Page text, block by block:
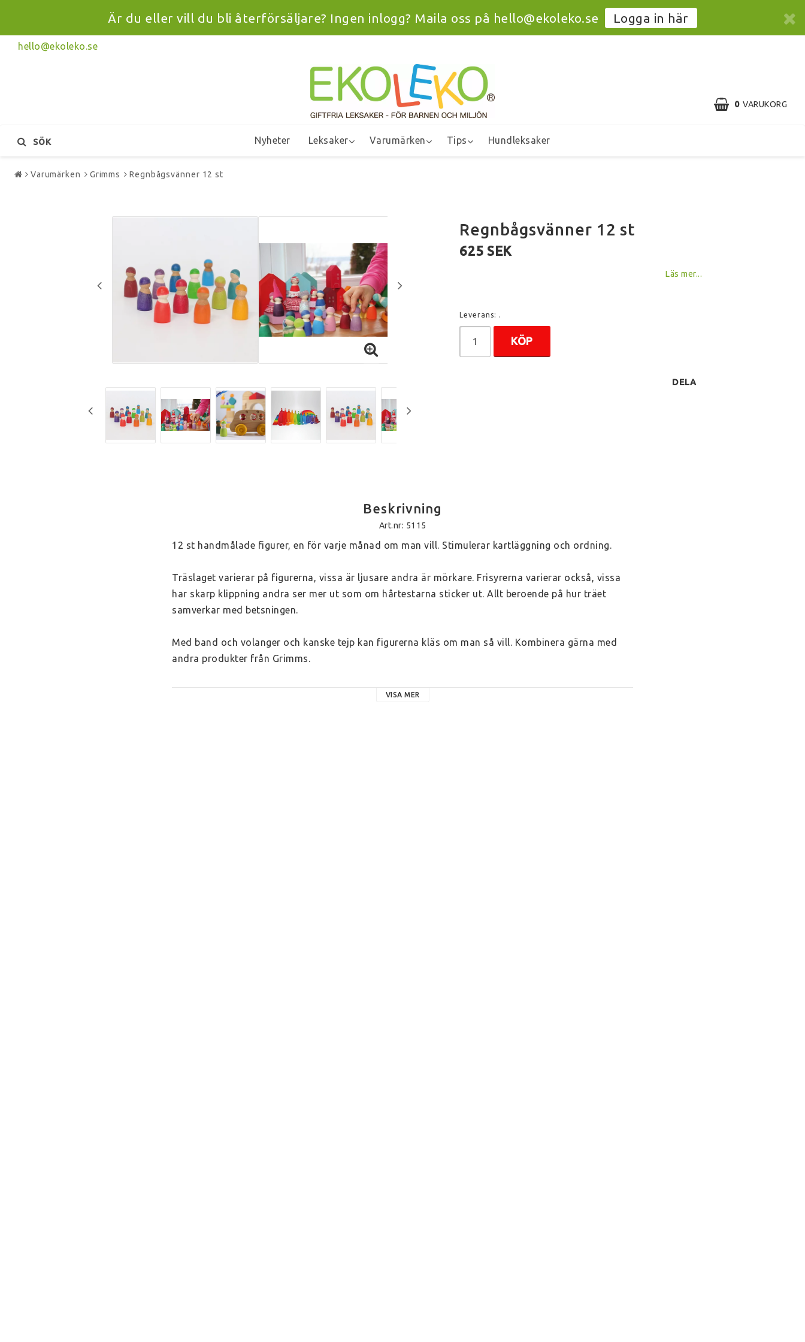
Är du eller vill du bli återförsäljare? Ingen inlogg? Maila oss på hello@ekoleko.se Logga in här
hello@ekoleko.se
0 VARUKORG
Nyheter Leksaker Varumärken Tips Hundleksaker
SÖK
Varumärken Grimms Regnbågsvänner 12 st
Regnbågsvänner 12 st
625 SEK
Läs mer...
Leverans: .
KÖP
DELA
Beskrivning
Art.nr: 5115
12 st handmålade figurer, en för varje månad om man vill. Stimulerar kartläggning och ordning.
Träslaget varierar på figurerna, vissa är ljusare andra är mörkare. Frisyrerna varierar också, vissa
har skarp klippning andra ser mer ut som om hårtestarna sticker ut. Allt beroende på hur träet
samverkar med betsningen.
Med band och volanger och kanske tejp kan figurerna kläs om man så vill. Kombinera gärna med
andra produkter från Grimms.
Ålder från 3 år VISA MER